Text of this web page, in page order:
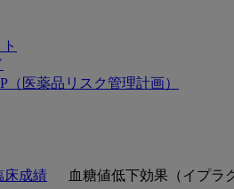
医薬品リスク管理計画）
床成績
血糖値低下効果（イプラ